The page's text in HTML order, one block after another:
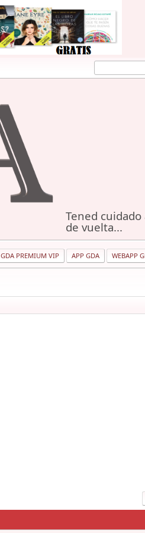
Tened
de vuelta...
GDA PREMIUM VIP APP GDA WEBAPP